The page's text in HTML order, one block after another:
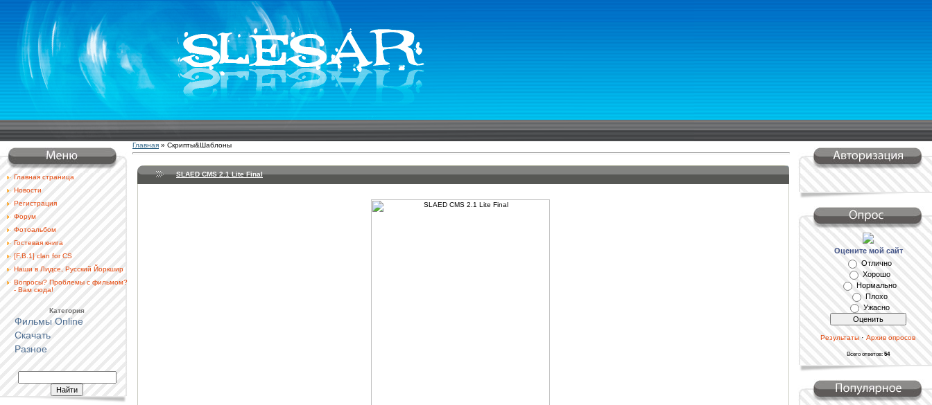
Главная страница
Новости
Регистрация
Форум
Фотоальбом
Гостевая книга
[F.B.1] clan for CS
Наши в Лидсе, Русский Йоркшир
Вопросы? Проблемы с фильмом?
- Вам сюда!
Категория
Фильмы Online
Скачать
Разное
Главная » Скрипты&Шаблоны
SLAED CMS 2.1 Lite Final
Оцените мой сайт
Отлично
Хорошо
Нормально
Плохо
Ужасно
Результаты · Архив опросов
Всего ответов: 54